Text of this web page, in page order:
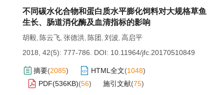
不同碳水化合物和蛋白质水平膨化饲料对大规格草鱼
生长、肠道消化酶及血清指标的影响
胡毅, 陈云飞, 张德洪, 陈团 , 刘波, 高启平
2018, 42(5): 777-786.
DOI: 10.11964/jfc.20170510849
摘要(2085) HTML全文(1048)
PDF(536KB)(56) 施引文献(75)